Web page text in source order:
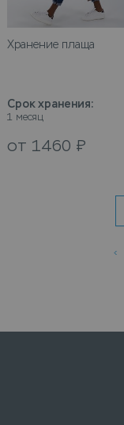
Хранение плаща
Срок хранения:
1 месяц
от 1460 ₽